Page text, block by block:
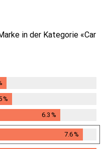
in der Kategorie «Car
%
6.3 %
7.6%